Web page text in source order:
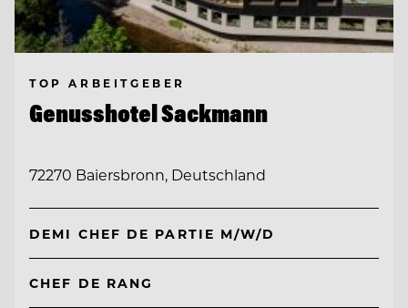
TOP ARBEITGEBER
Genusshotel Sackmann
72270 Baiersbronn, Deutschland
DEMI CHEF DE PARTIE M/W/D
CHEF DE RANG